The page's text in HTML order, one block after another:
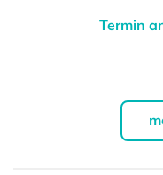
Termin